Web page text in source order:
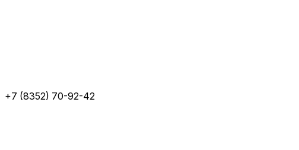
+7 (8352) 70-92-42